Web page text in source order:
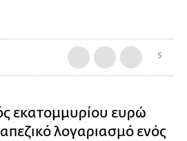
5
εκατομμυρίου ευρώ
λογαριασμό ενός